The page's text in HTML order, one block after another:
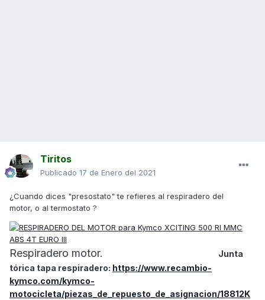
Tiritos
Publicado 17 de Enero del 2021
¿Cuando dices "presostato" te refieres al respiradero del
motor, o al termostato ?
Respiradero motor.
Junta
tórica tapa respiradero: https://www.recambio-
kymco.com/kymco-
motocicleta/piezas_de_repuesto_de_asignacion/18812K